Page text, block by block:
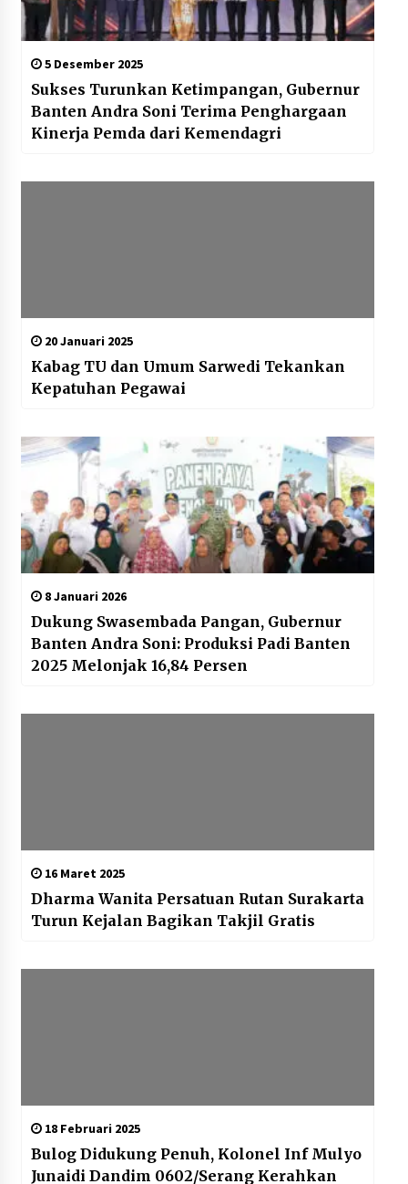
5 Desember 2025
Sukses Turunkan Ketimpangan, Gubernur
Banten Andra Soni Terima Penghargaan
Kinerja Pemda dari Kemendagri
20 Januari 2025
Kabag TU dan Umum Sarwedi Tekankan
Kepatuhan Pegawai
8 Januari 2026
Dukung Swasembada Pangan, Gubernur
Banten Andra Soni: Produksi Padi Banten
2025 Melonjak 16,84 Persen
16 Maret 2025
Dharma Wanita Persatuan Rutan Surakarta
Turun Kejalan Bagikan Takjil Gratis
18 Februari 2025
Bulog Didukung Penuh, Kolonel Inf Mulyo
Junaidi Dandim 0602/Serang Kerahkan